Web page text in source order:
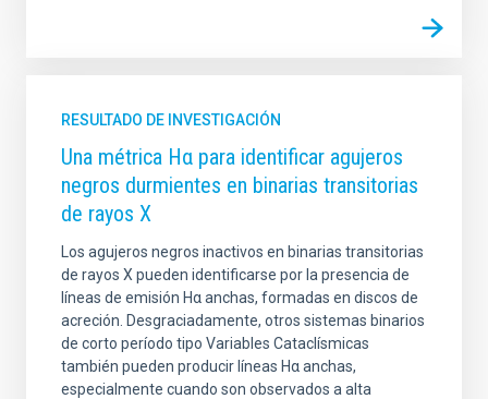
RESULTADO DE INVESTIGACIÓN
Una métrica Hα para identificar agujeros
negros durmientes en binarias transitorias
de rayos X
Los agujeros negros inactivos en binarias transitorias
de rayos X pueden identificarse por la presencia de
líneas de emisión Hα anchas, formadas en discos de
acreción. Desgraciadamente, otros sistemas binarios
de corto período tipo Variables Cataclísmicas
también pueden producir líneas Hα anchas,
especialmente cuando son observados a alta